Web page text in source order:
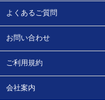
よくあるご質問
お問い合わせ
ご利用規約
会社案内